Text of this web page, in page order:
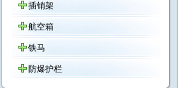
插销架
航空箱
铁马
防爆护栏